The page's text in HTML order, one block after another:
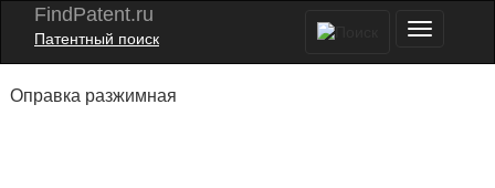
FindPatent.ru
Патентный поиск
Оправка разжимная